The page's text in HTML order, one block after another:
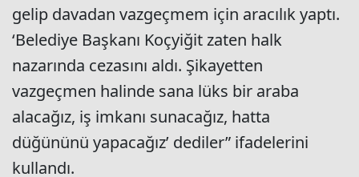
gelip davadan vazgeçmem için aracılık yaptı.
‘Belediye Başkanı Koçyiğit zaten halk
nazarında cezasını aldı. Şikayetten
vazgeçmen halinde sana lüks bir araba
alacağız, iş imkanı sunacağız, hatta
düğününü yapacağız’ dediler” ifadelerini
kullandı.